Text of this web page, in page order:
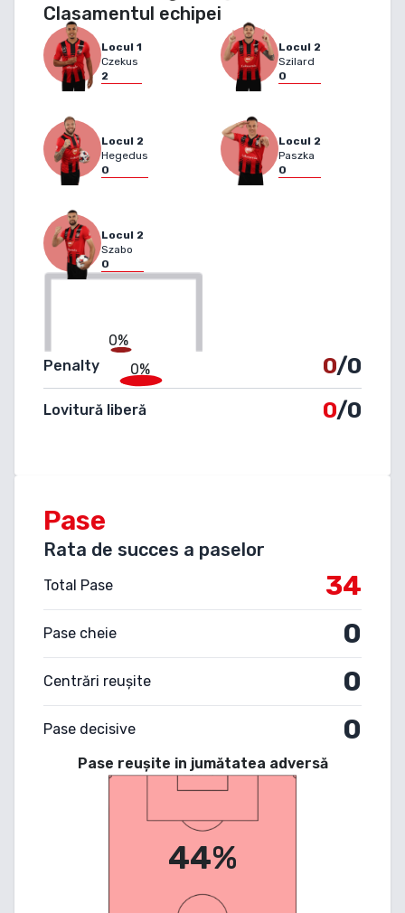
Clasamentul echipei
Locul 1
Czekus
2
Locul 2
Szilard
0
Locul 2
Hegedus
0
Locul 2
Paszka
0
Locul 2
Szabo
0
0%
0%
Penalty 0/0
Lovitură liberă 0/0
Pase
Rata de succes a paselor
Total Pase 34
Pase cheie 0
Centrări reușite 0
Pase decisive 0
Pase reușite in jumătatea adversă
44%